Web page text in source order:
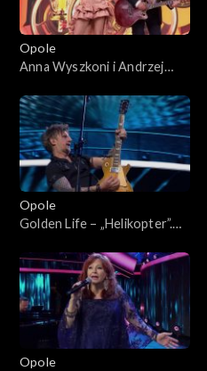
Opole
Anna Wyszkoni i Andrzej
lat”. 62. KFPP: Koncert
„Zróbmy więc prywatkę”
Opole
Golden Life – „Helikopter”.
„SuperJedynki”
Opole